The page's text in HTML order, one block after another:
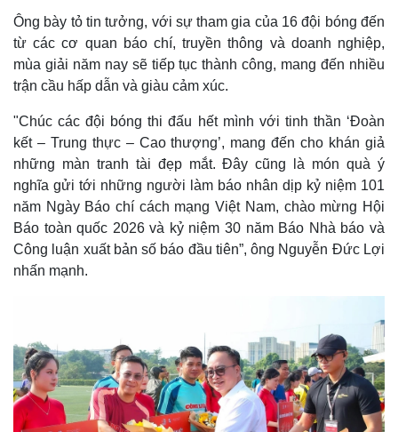
Ông bày tỏ tin tưởng, với sự tham gia của 16 đội bóng đến
từ các cơ quan báo chí, truyền thông và doanh nghiệp,
mùa giải năm nay sẽ tiếp tục thành công, mang đến nhiều
trận cầu hấp dẫn và giàu cảm xúc.
"Chúc các đội bóng thi đấu hết mình với tinh thần ‘Đoàn
kết – Trung thực – Cao thượng’, mang đến cho khán giả
những màn tranh tài đẹp mắt. Đây cũng là món quà ý
nghĩa gửi tới những người làm báo nhân dịp kỷ niệm 101
năm Ngày Báo chí cách mạng Việt Nam, chào mừng Hội
Báo toàn quốc 2026 và kỷ niệm 30 năm Báo Nhà báo và
Công luận xuất bản số báo đầu tiên”, ông Nguyễn Đức Lợi
nhấn mạnh.